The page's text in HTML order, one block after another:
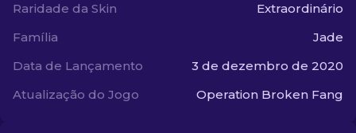
Raridade da Skin
Extraordinário
Família
Jade
Data de Lançamento
3 de dezembro de 2020
Atualização do Jogo
Operation Broken Fang